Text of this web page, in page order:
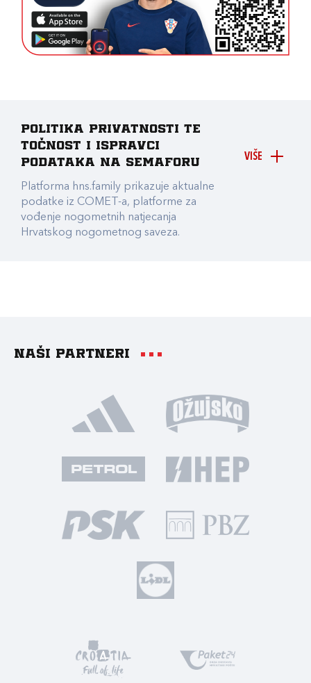
VIŠE
Politika privatnosti te
točnost i ispravci
podataka na Semaforu
Platforma hns.family prikazuje aktualne
podatke iz COMET-a, platforme za
vođenje nogometnih natjecanja
Hrvatskog nogometnog saveza.
Naši partneri